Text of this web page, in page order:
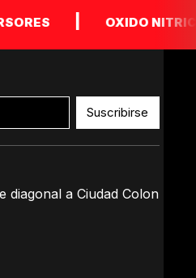
| OXIDO NITRICO |
Suscribirse
diagonal a Ciudad Colon